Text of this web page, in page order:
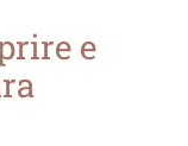
e